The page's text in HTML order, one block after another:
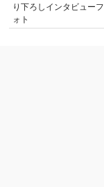
り下ろしインタビューフ
ォト